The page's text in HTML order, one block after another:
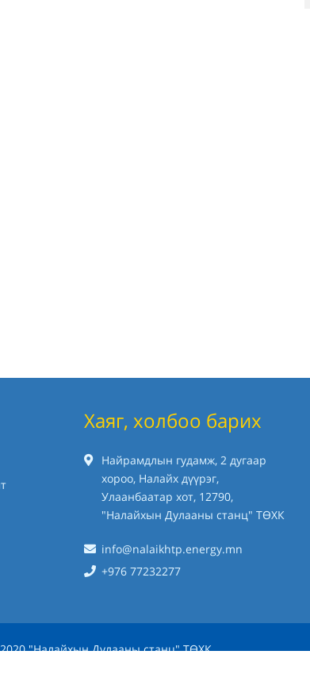
Хаяг, холбоо барих
Найрамдлын гудамж, 2 дугаар
хороо, Налайх дүүрэг,
Улаанбаатар хот, 12790,
"Налайхын Дулааны станц" ТӨХК
info@nalaikhtp.energy.mn
+976 77232277
"Налайхын Дулааны станц" ТӨХК